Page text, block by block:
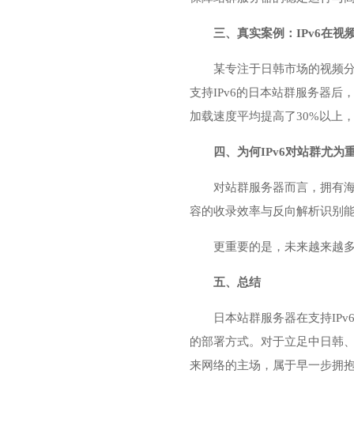
三、真实案例：IPv6在视
某专注于日韩市场的视频
支持IPv6的日本站群服务器后
加载速度平均提高了30%以上
四、为何IPv6对站群尤为
对站群服务器而言，拥有
容的收录效率与反向解析识别
更重要的是，未来越来越
五、总结
日本站群服务器在支持
的部署方式。对于立足中日韩
来网络的主场，属于早一步拥